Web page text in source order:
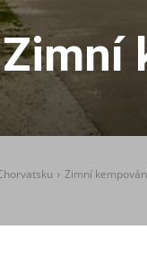
Zimní
Zimní